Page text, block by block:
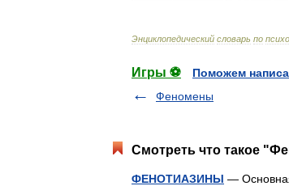
Энциклопедический словарь по
Игры ⚽
Поможем
Феномены
Смотреть что такое
ФЕНОТИАЗИНЫ —